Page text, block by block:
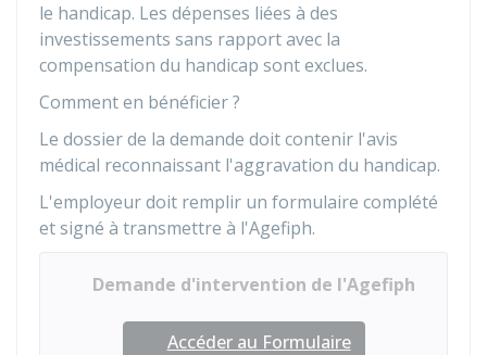
le handicap. Les dépenses liées à des
investissements sans rapport avec la
compensation du handicap sont exclues.
Comment en bénéficier ?
Le dossier de la demande doit contenir l'avis
médical reconnaissant l'aggravation du handicap.
L'employeur doit remplir un formulaire complété
et signé à transmettre à l'Agefiph.
Demande d'intervention de l'Agefiph
Accéder au Formulaire